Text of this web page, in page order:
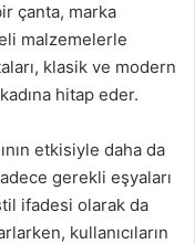
çanta, marka
malzemelerle
klasik ve modern
hitap eder.
etkisiyle daha da
gerekli eşyaları
ifadesi olarak da
kullanıcıların